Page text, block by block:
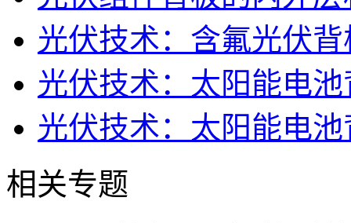
光伏技术：含氟光伏
光伏技术：太阳能电
光伏技术：太阳能电
相关专题